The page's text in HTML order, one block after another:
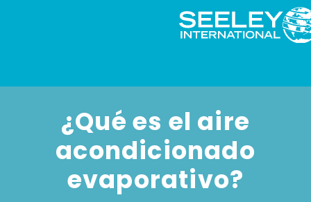
¿Qué es el aire
acondicionado
evaporativo?